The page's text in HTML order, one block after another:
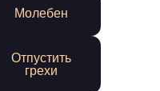
Молебен
Отпустить
грехи